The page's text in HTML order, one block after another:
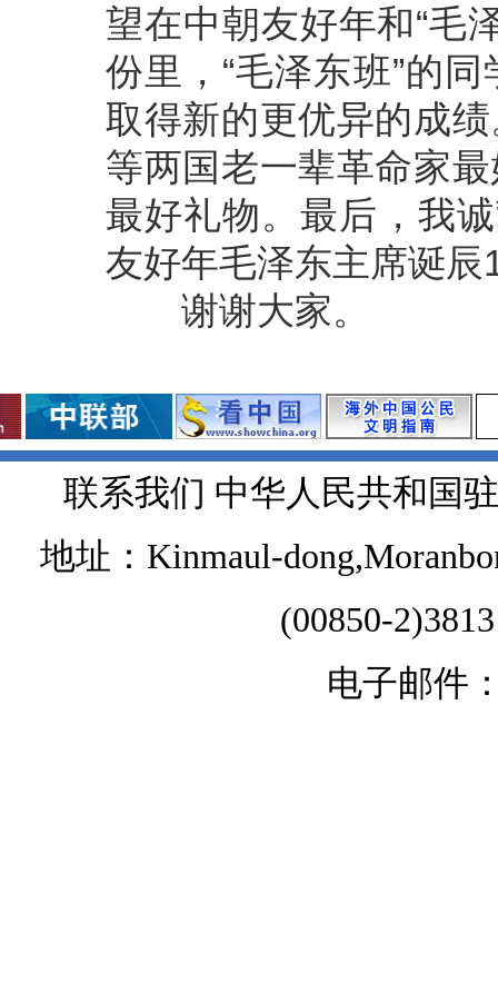
望在中朝友好年和“毛
份里，“毛泽东班”的
取得新的更优异的成
等两国老一辈革命家
最好礼物。最后，我
友好年毛泽东主席诞
谢谢大家。
联系我们 中华人民共和国
地址：Kinmaul-
(00850-
电子邮件